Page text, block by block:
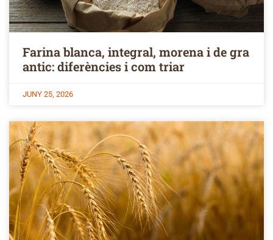
Farina blanca, integral, morena i de gra
antic: diferències i com triar
JUNY 25, 2026